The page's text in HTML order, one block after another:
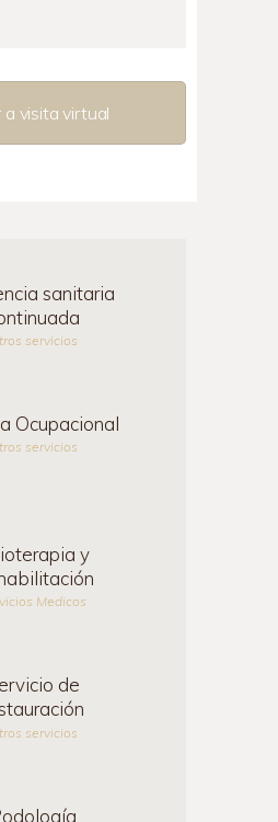
a visita virtual
sanitaria
servicios
Ocupacional
servicios
y
Medicos
de
servicios